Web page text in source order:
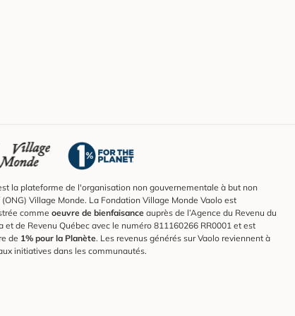
la plateforme de l'organisation non gouvernementale à but non
Village Monde. La Fondation Village Monde Vaolo est
comme oeuvre de bienfaisance auprès de l’Agence du Revenu du
et de Revenu Québec avec le numéro 811160266 RR0001 et est
de 1% pour la Planète. Les revenus générés sur Vaolo reviennent à
initiatives dans les communautés.